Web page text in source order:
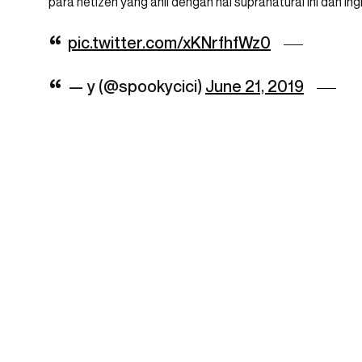
pic.twitter.com/xKNrfhfWz0
— y (@spookycici) June 21, 2019